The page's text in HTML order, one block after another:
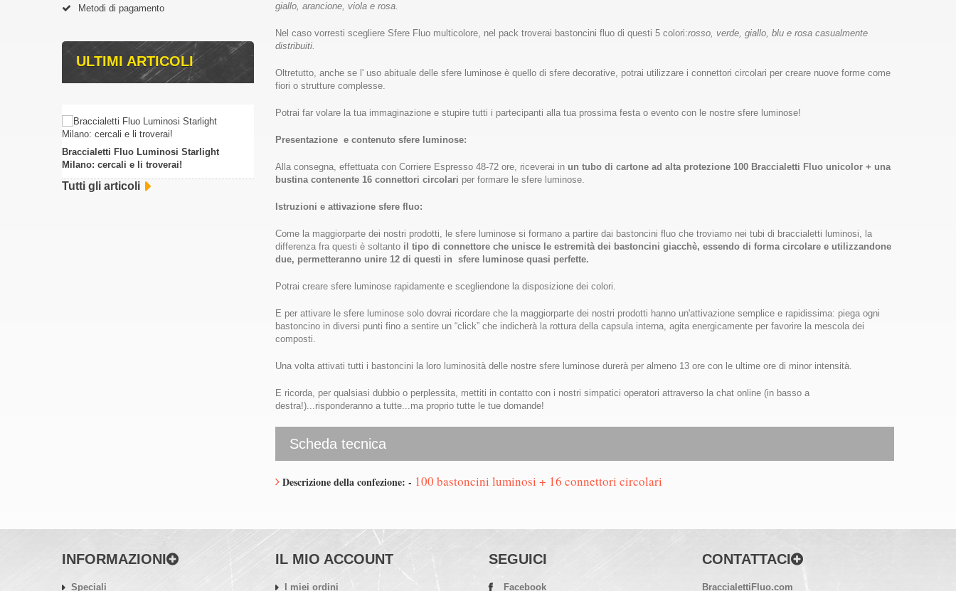
Metodi di pagamento
ULTIMI ARTICOLI
Braccialetti Fluo Luminosi Starlight
Milano: cercali e li troverai!
Tutti gli articoli
giallo, arancione, viola e rosa.
Nel caso vorresti scegliere Sfere Fluo multicolore, nel pack troverai bastoncini fluo di questi 5 colori:rosso, verde, giallo, blu e rosa casualmente
distribuiti.
Oltretutto, anche se l' uso abituale delle sfere luminose è quello di sfere decorative, potrai utilizzare i connettori circolari per creare nuove forme come
fiori o strutture complesse.
Potrai far volare la tua immaginazione e stupire tutti i partecipanti alla tua prossima festa o evento con le nostre sfere luminose!
Presentazione e contenuto sfere luminose:
Alla consegna, effettuata con Corriere Espresso 48-72 ore, riceverai in un tubo di cartone ad alta protezione 100 Braccialetti Fluo unicolor + una
bustina contenente 16 connettori circolari per formare le sfere luminose.
Istruzioni e attivazione sfere fluo:
Come la maggiorparte dei nostri prodotti, le sfere luminose si formano a partire dai bastoncini fluo che troviamo nei tubi di braccialetti luminosi, la
differenza fra questi è soltanto il tipo di connettore che unisce le estremità dei bastoncini giacchè, essendo di forma circolare e utilizzandone
due, permetteranno unire 12 di questi in sfere luminose quasi perfette.
Potrai creare sfere luminose rapidamente e scegliendone la disposizione dei colori.
E per attivare le sfere luminose solo dovrai ricordare che la maggiorparte dei nostri prodotti hanno un'attivazione semplice e rapidissima: piega ogni
bastoncino in diversi punti fino a sentire un “click” che indicherà la rottura della capsula interna, agita energicamente per favorire la mescola dei
composti.
Una volta attivati tutti i bastoncini la loro luminosità delle nostre sfere luminose durerà per almeno 13 ore con le ultime ore di minor intensità.
E ricorda, per qualsiasi dubbio o perplessita, mettiti in contatto con i nostri simpatici operatori attraverso la chat online (in basso a
destra!)...risponderanno a tutte...ma proprio tutte le tue domande!
Scheda tecnica
Descrizione della confezione: - 100 bastoncini luminosi + 16 connettori circolari
INFORMAZIONI
Speciali
IL MIO ACCOUNT
I miei ordini
SEGUICI
Facebook
CONTATTACI
BraccialettiFluo.com